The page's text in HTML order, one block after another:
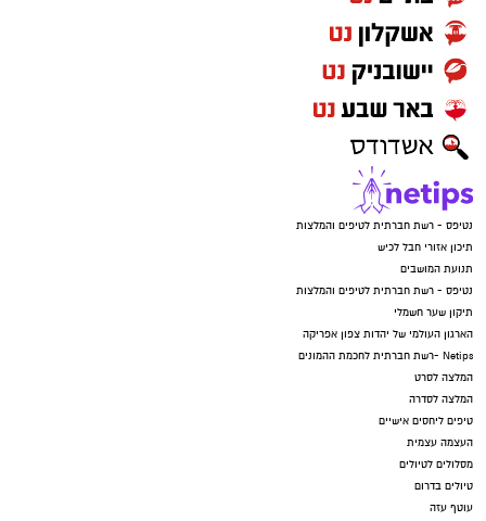
נטיפס - רשת חברתית לטיפים והמלצות
תיכון אזורי חבל לכיש
תנועת המושבים
נטיפס - רשת חברתית לטיפים והמלצות
תיקון שער חשמלי
הארגון העולמי של יהדות צפון אפריקה
Netips -רשת חברתית לחכמת ההמונים
המלצה לסרט
המלצה לסדרה
טיפים ליחסים אישיים
העצמה עצמית
מסלולים לטיולים
טיולים בדרום
עוטף עזה